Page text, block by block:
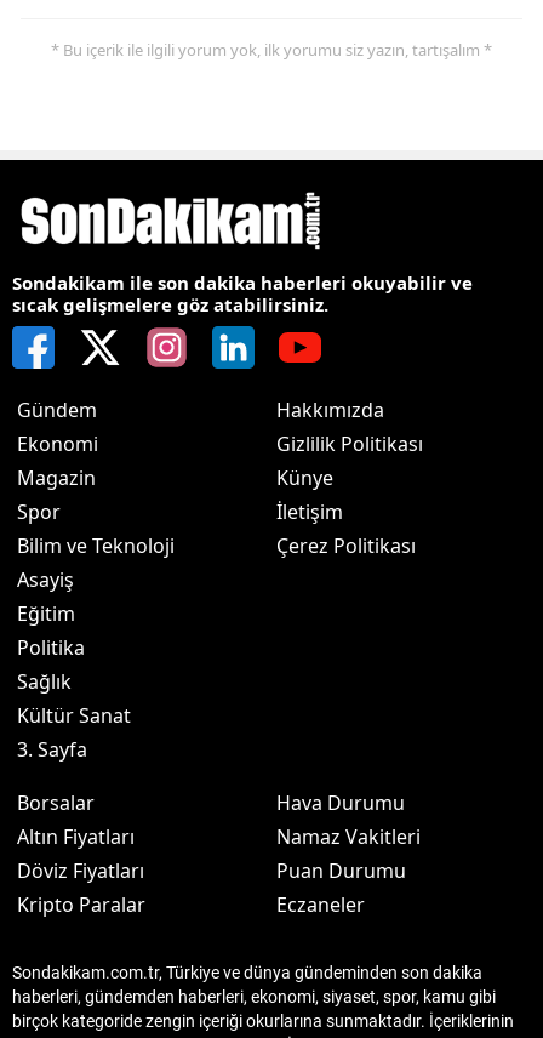
* Bu içerik ile ilgili yorum yok, ilk yorumu siz yazın, tartışalım *
Sondakikam ile son dakika haberleri okuyabilir ve
sıcak gelişmelere göz atabilirsiniz.
Gündem
Ekonomi
Magazin
Spor
Bilim ve Teknoloji
Asayiş
Eğitim
Politika
Sağlık
Kültür Sanat
3. Sayfa
Hakkımızda
Gizlilik Politikası
Künye
İletişim
Çerez Politikası
Borsalar
Altın Fiyatları
Döviz Fiyatları
Kripto Paralar
Hava Durumu
Namaz Vakitleri
Puan Durumu
Eczaneler
Sondakikam.com.tr, Türkiye ve dünya gündeminden son dakika
haberleri, gündemden haberleri, ekonomi, siyaset, spor, kamu gibi
birçok kategoride zengin içeriği okurlarına sunmaktadır. İçeriklerinin